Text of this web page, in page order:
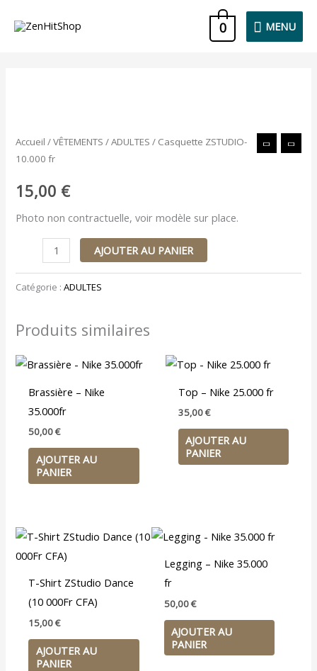
MENU
MENU
0
Accueil /VÊTEMENTS /ADULTES / Casquette ZSTUDIO-
10.000 fr
15,00 €
Photo non contractuelle, voir modèle sur place.
ZSTUDIO-
fr
AJOUTER AU PANIER
Catégorie :ADULTES
Produits similaires
Brassière – Nike
35.000fr
50,00€
AJOUTER AU
PANIER
Top – Nike 25.000 fr
35,00€
AJOUTER AU
PANIER
T-Shirt ZStudio Dance
(10 000Fr CFA)
15,00€
AJOUTER AU
PANIER
Legging – Nike 35.000
fr
50,00€
AJOUTER AU
PANIER